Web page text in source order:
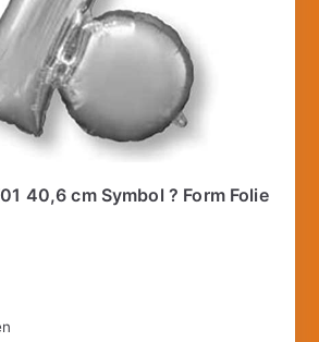
40,6 cm Symbol ? Form Folie